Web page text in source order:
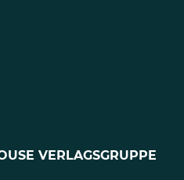
VERLAGSGRUPPE